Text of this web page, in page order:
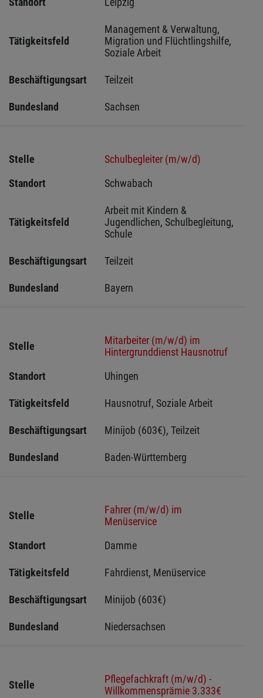
Tätigkeitsfeld
Management & Verwaltung,
Migration und Flüchtlingshilfe,
Soziale Arbeit
Beschäftigungsart Teilzeit
Bundesland Sachsen
Stelle
Schulbegleiter (m/w/d)
Standort
Schwabach
Tätigkeitsfeld
Arbeit mit Kindern &
Jugendlichen, Schulbegleitung,
Schule
Beschäftigungsart Teilzeit
Bundesland Bayern
Stelle
Mitarbeiter (m/w/d) im
Hintergrunddienst Hausnotruf
Standort
Uhingen
Tätigkeitsfeld Hausnotruf, Soziale Arbeit
Beschäftigungsart Minijob (603€), Teilzeit
Bundesland Baden-Württemberg
Stelle
Fahrer (m/w/d) im
Menüservice
Standort
Damme
Tätigkeitsfeld Fahrdienst, Menüservice
Beschäftigungsart Minijob (603€)
Bundesland Niedersachsen
Stelle
Pflegefachkraft (m/w/d) -
Willkommensprämie 3.333€